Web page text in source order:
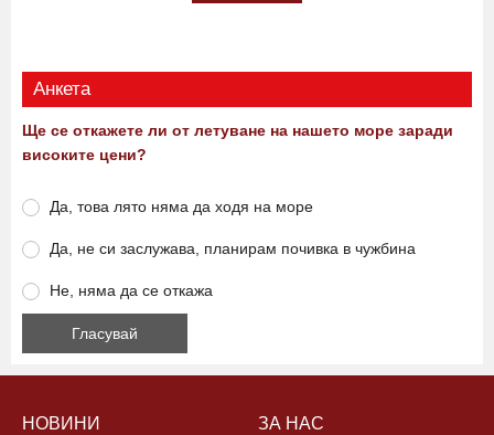
Анкета
Ще се откажете ли от летуване на нашето море заради
високите цени?
Да, това лято няма да ходя на море
Да, не си заслужава, планирам почивка в чужбина
Не, няма да се откажа
НОВИНИ ЗА НАС